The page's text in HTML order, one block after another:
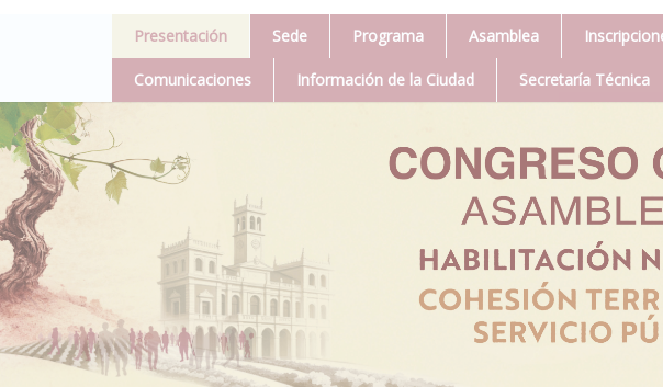
Presentación Sede Programa Asamblea
Comunicaciones Información de la Ciudad Secretaría Técnica